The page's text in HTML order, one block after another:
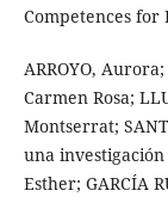
Competences for
ARROYO,
Carmen Rosa;
Montserrat;
una investigación
Esther; GARCÍA